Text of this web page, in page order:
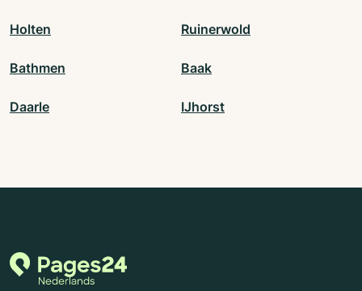
Holten Ruinerwold
Bathmen Baak
Daarle IJhorst